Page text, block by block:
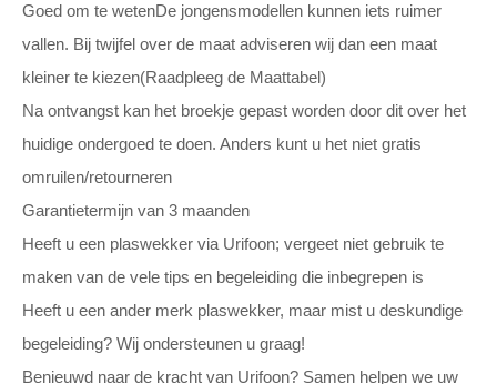
Goed om te wetenDe jongensmodellen kunnen iets ruimer
vallen. Bij twijfel over de maat adviseren wij dan een maat
kleiner te kiezen(Raadpleeg de Maattabel)
Na ontvangst kan het broekje gepast worden door dit over het
huidige ondergoed te doen. Anders kunt u het niet gratis
omruilen/retourneren
Garantietermijn van 3 maanden
Heeft u een plaswekker via Urifoon; vergeet niet gebruik te
maken van de vele tips en begeleiding die inbegrepen is
Heeft u een ander merk plaswekker, maar mist u deskundige
begeleiding? Wij ondersteunen u graag!
Benieuwd naar de kracht van Urifoon? Samen helpen we uw